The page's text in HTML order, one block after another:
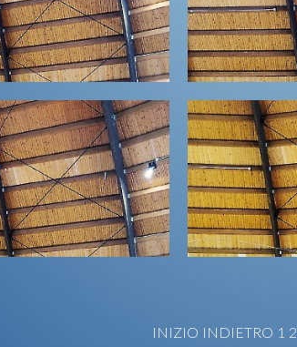
INIZIO INDIETRO 1 2